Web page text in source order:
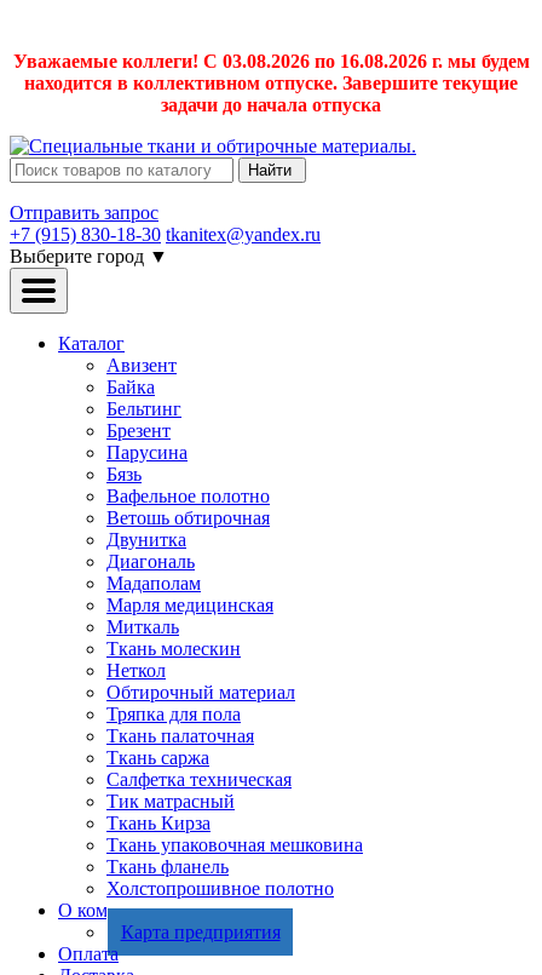
Уважаемые коллеги! С 03.08.2026 по 16.08.2026 г. мы будем
находится в коллективном отпуске. Завершите текущие
задачи до начала отпуска
Найти
Отправить запрос
+7 (915) 830-18-30 tkanitex@yandex.ru
Выберите город ▼
Каталог
Авизент
Байка
Бельтинг
Брезент
Парусина
Бязь
Вафельное полотно
Ветошь обтирочная
Двунитка
Диагональ
Мадаполам
Марля медицинская
Миткаль
Ткань молескин
Неткол
Обтирочный материал
Тряпка для пола
Ткань палаточная
Ткань саржа
Салфетка техническая
Тик матрасный
Ткань Кирза
Ткань упаковочная мешковина
Ткань фланель
Холстопрошивное полотно
О компании
Карта предприятия
Оплата